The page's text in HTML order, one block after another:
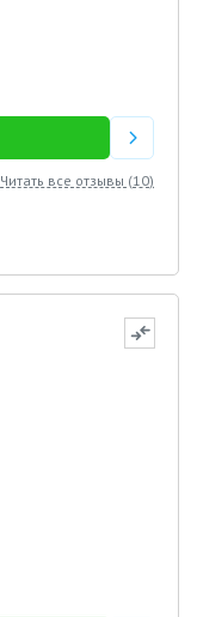
Читать все отзывы (10)